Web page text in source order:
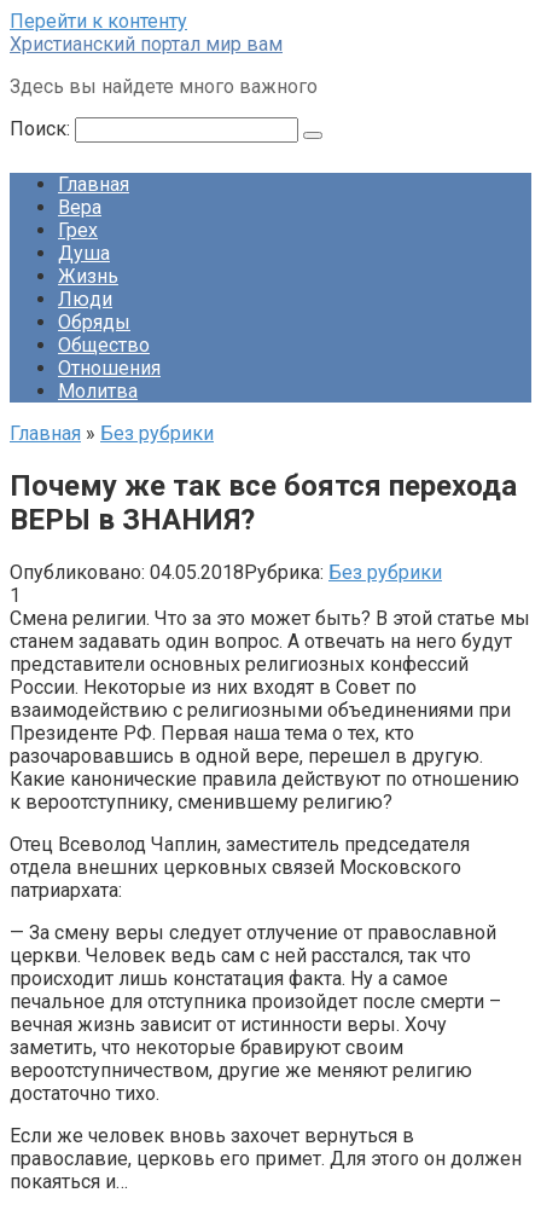
Перейти к контенту
Христианский портал мир вам
Здесь вы найдете много важного
Поиск:
Главная
Вера
Грех
Душа
Жизнь
Люди
Обряды
Общество
Отношения
Молитва
Главная » Без рубрики
Почему же так все боятся перехода
ВЕРЫ в ЗНАНИЯ?
Опубликовано: 04.05.2018Рубрика: Без рубрики
1
Смена религии. Что за это может быть? В этой статье мы
станем задавать один вопрос. А отвечать на него будут
представители основных религиозных конфессий
России. Некоторые из них входят в Совет по
взаимодействию с религиозными объединениями при
Президенте РФ. Первая наша тема о тех, кто
разочаровавшись в одной вере, перешел в другую.
Какие канонические правила действуют по отношению
к вероотступнику, сменившему религию?
Отец Всеволод Чаплин, заместитель председателя
отдела внешних церковных связей Московского
патриархата:
— За смену веры следует отлучение от православной
церкви. Человек ведь сам с ней расстался, так что
происходит лишь констатация факта. Ну а самое
печальное для отступника произойдет после смерти –
вечная жизнь зависит от истинности веры. Хочу
заметить, что некоторые бравируют своим
вероотступничеством, другие же меняют религию
достаточно тихо.
Если же человек вновь захочет вернуться в
православие, церковь его примет. Для этого он должен
покаяться и…